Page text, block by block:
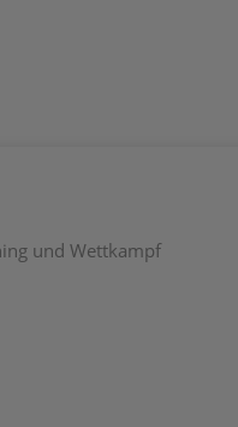
und Wettkampf